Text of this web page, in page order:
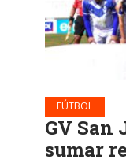
FÚTBOL
GV San
sumar